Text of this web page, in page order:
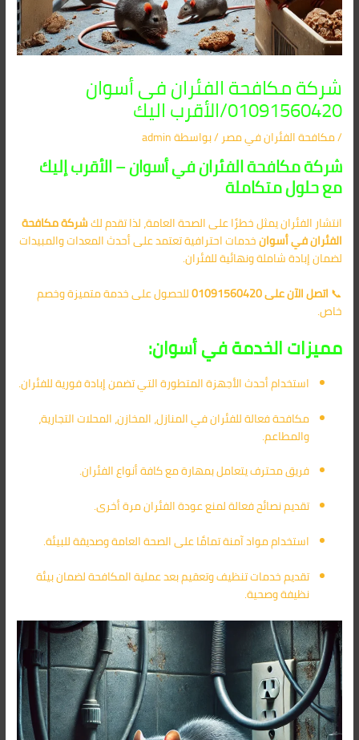
شركة مكافحة الفئران فى أسوان
01091560420/الأقرب اليك
/مكافحة الفئران​ في مصر/ بواسطةadmin
شركة مكافحة الفئران في أسوان – الأقرب إليك
مع حلول متكاملة
انتشار الفئران يمثل خطرًا على الصحة العامة، لذا تقدم لكشركة مكافحة
الفئران في أسوانخدمات احترافية تعتمد على أحدث المعدات والمبيدات
لضمان إبادة شاملة ونهائية للفئران.
📞اتصل الآن على 01091560420
للحصول على خدمة متميزة وخصم
خاص.
مميزات الخدمة في أسوان:
استخدام أحدث الأجهزة المتطورة التي تضمن إبادة فورية للفئران.
مكافحة فعالة للفئران في المنازل، المخازن، المحلات التجارية،
والمطاعم.
فريق محترف يتعامل بمهارة مع كافة أنواع الفئران.
تقديم نصائح فعالة لمنع عودة الفئران مرة أخرى.
استخدام مواد آمنة تمامًا على الصحة العامة وصديقة للبيئة.
تقديم خدمات تنظيف وتعقيم بعد عملية المكافحة لضمان بيئة
نظيفة وصحية.